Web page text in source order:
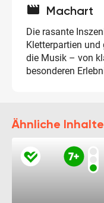
movie Machart
Die rasante
Kletterpartien
die Musik – von
besonderen
Ähnliche Inhalte